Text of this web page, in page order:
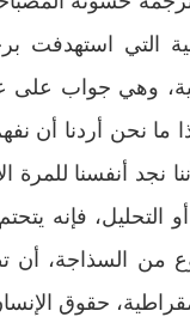
التي استهدفت
وهي جواب على
ما نحن أردنا أن
نجد أنفسنا
فإنه
من السذاجة،
حقوق